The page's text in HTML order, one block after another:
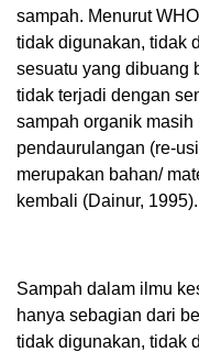
sampah. Menurut
tidak digunakan, tidak
sesuatu yang dibuang
tidak terjadi dengan
sampah organik
pendaurulangan (re-
merupakan bahan/
kembali (Dainur, 1995).
Sampah dalam ilmu
hanya sebagian dari
tidak digunakan, tidak